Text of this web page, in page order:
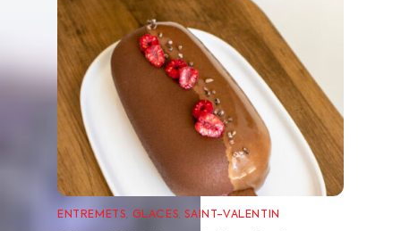
ENTREMETS, GLACES,SAINT-VALENTIN